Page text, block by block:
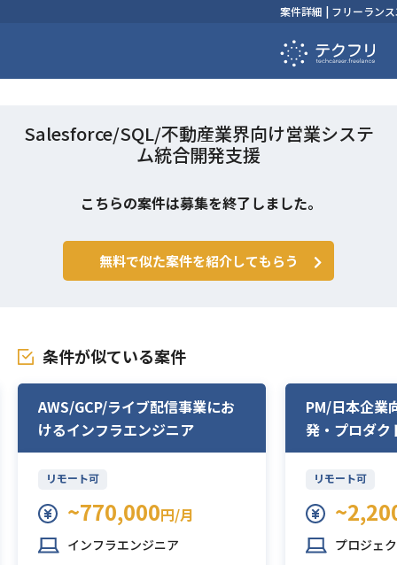
案件詳細 | フリーラン
Salesforce/SQL/不動産業界向け営業システ
ム統合開発支援
こちらの案件は募集を終了しました。
無料で似た案件を紹介してもらう
条件が似ている案件
AWS/GCP/ライブ配信事業にお
けるインフラエンジニア
リモート可
~770,000円/月
インフラエンジニア
PM/日本企業
発・プロダク
リモート可
プロジェク